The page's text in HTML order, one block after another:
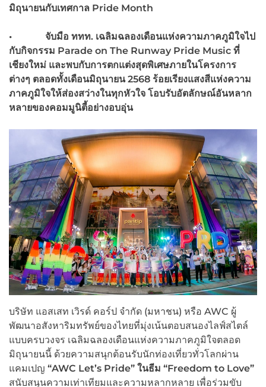
มิถุนายนกับเทศกาล Pride Month
• จับมือ ททท. เฉลิมฉลองเดือนแห่งความภาคภูมิใจไป
กับกิจกรรม Parade on The Runway Pride Music ที่
เชียงใหม่ และพบกับการตกแต่งสุดพิเศษภายในโครงการ
ต่างๆ ตลอดทั้งเดือนมิถุนายน 2568 ร้อยเรียงแสงสีแห่งความ
ภาคภูมิใจให้ส่องสว่างในทุกหัวใจ โอบรับอัตลักษณ์อันหลาก
หลายของคอมมูนิตี้อย่างอบอุ่น
บริษัท แอสเสท เวิรด์ คอร์ป จำกัด (มหาชน) หรือ AWC ผู้
พัฒนาอสังหาริมทรัพย์ของไทยที่มุ่งเน้นตอบสนองไลฟ์สไตล์
แบบครบวงจร เฉลิมฉลองเดือนแห่งความภาคภูมิใจตลอด
มิถุนายนนี้ ด้วยความสนุกต้อนรับนักท่องเที่ยวทั่วโลกผ่าน
แคมเปญ “AWC Let’s Pride” ในธีม “Freedom to Love”
สนับสนุนความเท่าเทียมและความหลากหลาย เพื่อร่วมขับ